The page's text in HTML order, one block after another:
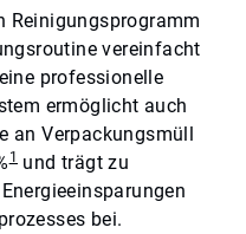
Reinigungsprogramm
vereinfacht
professionelle
ermöglicht auch
an Verpackungsmüll
1 und trägt zu
bei.